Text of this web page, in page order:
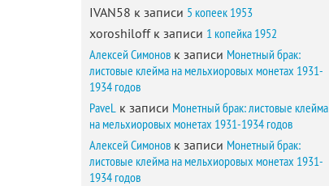
IVAN58 к записи 5 копеек 1953
xoroshiloffк записи 1 копейка 1952
Алексей Симонов к записи Монетный брак:
листовые клейма на мельхиоровых монетах 1931-
1934 годов
PaveL к записи Монетный брак: листовые клейма
на мельхиоровых монетах 1931-1934 годов
Алексей Симонов к записи Монетный брак:
листовые клейма на мельхиоровых монетах 1931-
1934 годов